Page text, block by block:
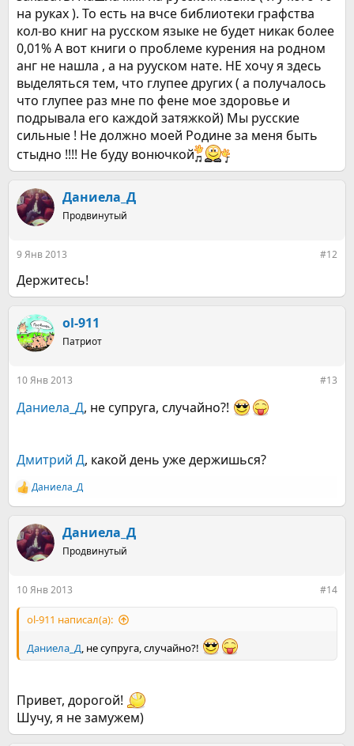
на руках ). То есть на вчсе библиотеки графства
кол-во книг на русском языке не будет никак более
0,01% А вот книги о проблеме курения на родном
анг не нашла , а на рууском нате. НЕ хочу я здесь
выделяться тем, что глупее других ( а получалось
что глупее раз мне по фене мое здоровье и
подрывала его каждой затяжкой) Мы русские
сильные ! Не должно моей Родине за меня быть
стыдно !!!! Не буду вонючкой
Даниела_Д
Продвинутый
9 Янв 2013 #12
Держитесь!
ol-911
Патриот
10 Янв 2013 #13
Даниела_Д, не супруга, случайно?!
Дмитрий Д, какой день уже держишься?
Р
е
к
ц
и
Даниела_Д
Даниела_Д
Продвинутый
10 Янв 2013 #14
ol-911 написал(а):
Даниела_Д, не супруга, случайно?!
Привет, дорогой!
Шучу, я не замужем)